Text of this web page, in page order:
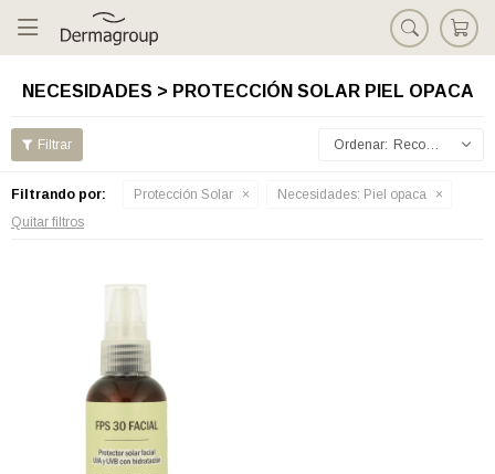

NECESIDADES > PROTECCIÓN SOLAR PIEL OPACA
Recomendados
Filtrando por: Protección Solar Necesidades: Piel opaca
Quitar filtros